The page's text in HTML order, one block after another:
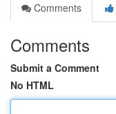
Comments
Comments
Submit a Comment
No HTML